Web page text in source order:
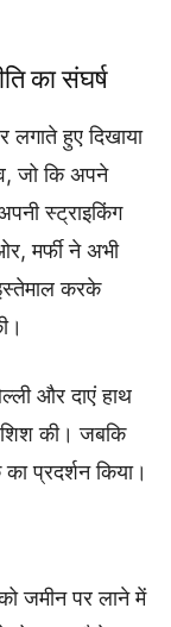
का संघर्ष
लगाते हुए दिखाया
जो कि अपने
स्ट्राइकिंग
मर्फी ने अभी
करके
और दाएं हाथ
की। जबकि
प्रदर्शन किया।
जमीन पर लाने में